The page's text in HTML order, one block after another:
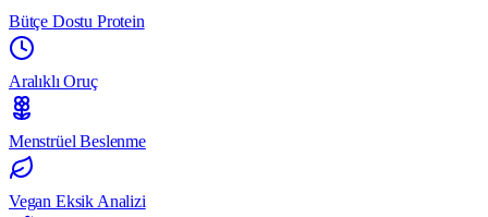
Bütçe Dostu Protein
Aralıklı Oruç
Menstrüel Beslenme
Vegan Eksik Analizi